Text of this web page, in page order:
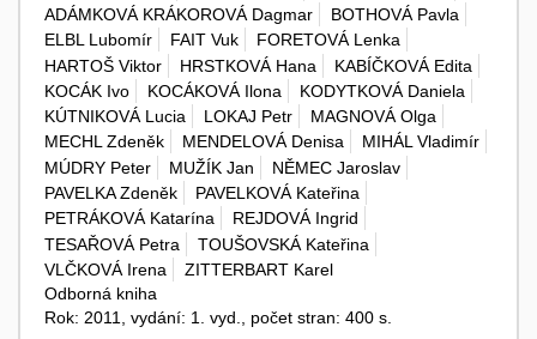
ADÁMKOVÁ KRÁKOROVÁ Dagmar
BOTHOVÁ Pavla
ELBL Lubomír
FAIT Vuk
FORETOVÁ Lenka
HARTOŠ Viktor
HRSTKOVÁ Hana
KABÍČKOVÁ Edita
KOCÁK Ivo
KOCÁKOVÁ Ilona
KODYTKOVÁ Daniela
KÚTNIKOVÁ Lucia
LOKAJ Petr
MAGNOVÁ Olga
MECHL Zdeněk
MENDELOVÁ Denisa
MIHÁL Vladimír
MÚDRY Peter
MUŽÍK Jan
NĚMEC Jaroslav
PAVELKA Zdeněk
PAVELKOVÁ Kateřina
PETRÁKOVÁ Katarína
REJDOVÁ Ingrid
TESAŘOVÁ Petra
TOUŠOVSKÁ Kateřina
VLČKOVÁ Irena
ZITTERBART Karel
Odborná kniha
Rok: 2011, vydání: 1. vyd., počet stran: 400 s.